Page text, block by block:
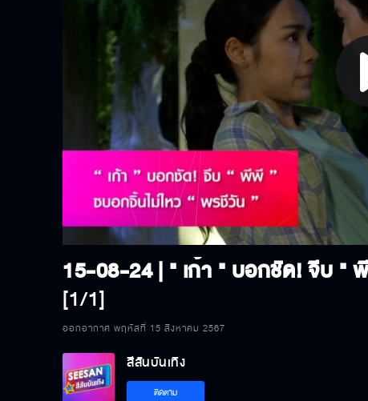
[1/1]
ออกอากาศ พฤหัสที่ 15 สิงหาคม 2567
สีสันบันเทิง
ติดตาม